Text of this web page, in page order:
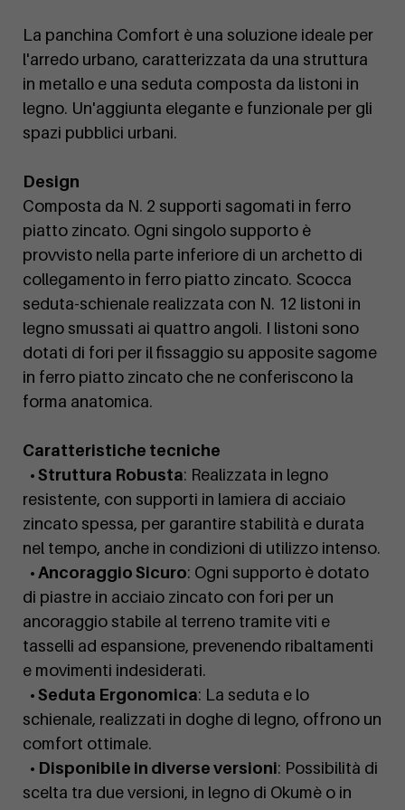
La panchina Comfort è una soluzione ideale per
l'arredo urbano, caratterizzata da una struttura
in metallo e una seduta composta da listoni in
legno. Un'aggiunta elegante e funzionale per gli
spazi pubblici urbani.
Design
Composta da N. 2 supporti sagomati in ferro
piatto zincato. Ogni singolo supporto è
provvisto nella parte inferiore di un archetto di
collegamento in ferro piatto zincato. Scocca
seduta-schienale realizzata con N. 12 listoni in
legno smussati ai quattro angoli. I listoni sono
dotati di fori per il fissaggio su apposite sagome
in ferro piatto zincato che ne conferiscono la
forma anatomica.
Caratteristiche tecniche
• Struttura Robusta: Realizzata in legno
resistente, con supporti in lamiera di acciaio
zincato spessa, per garantire stabilità e durata
nel tempo, anche in condizioni di utilizzo intenso.
• Ancoraggio Sicuro: Ogni supporto è dotato
di piastre in acciaio zincato con fori per un
ancoraggio stabile al terreno tramite viti e
tasselli ad espansione, prevenendo ribaltamenti
e movimenti indesiderati.
• Seduta Ergonomica: La seduta e lo
schienale, realizzati in doghe di legno, offrono un
comfort ottimale.
• Disponibile in diverse versioni: Possibilità di
scelta tra due versioni, in legno di Okumè o in